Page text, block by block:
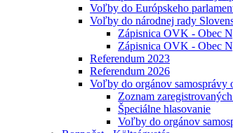
Voľby do Európskeho
Voľby do národnej rady
Zápisnica OVK - Obec
Zápisnica OVK - Obec
Referendum 2023
Referendum 2026
Voľby do orgánov samosprávy
Zoznam
Špeciálne hlasovanie
Voľby do orgánov